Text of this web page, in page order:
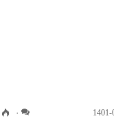
1401- ۰